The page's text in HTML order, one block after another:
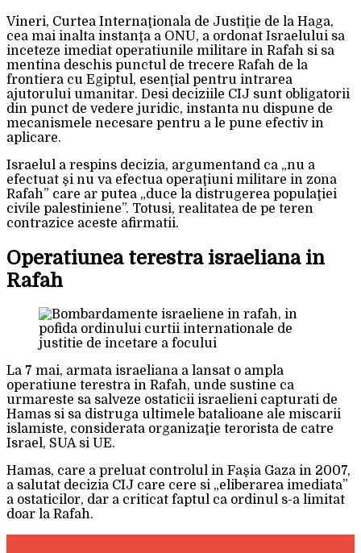
Vineri, Curtea Internaţionala de Justiţie de la Haga,
cea mai inalta instanţa a ONU, a ordonat Israelului sa
inceteze imediat operatiunile militare in Rafah si sa
mentina deschis punctul de trecere Rafah de la
frontiera cu Egiptul, esenţial pentru intrarea
ajutorului umanitar. Desi deciziile CIJ sunt obligatorii
din punct de vedere juridic, instanta nu dispune de
mecanismele necesare pentru a le pune efectiv in
aplicare.
Israelul a respins decizia, argumentand ca „nu a
efectuat şi nu va efectua operaţiuni militare in zona
Rafah” care ar putea „duce la distrugerea populaţiei
civile palestiniene”. Totusi, realitatea de pe teren
contrazice aceste afirmatii.
Operatiunea terestra israeliana in
Rafah
La 7 mai, armata israeliana a lansat o ampla
operatiune terestra in Rafah, unde sustine ca
urmareste sa salveze ostaticii israelieni capturati de
Hamas si sa distruga ultimele batalioane ale miscarii
islamiste, considerata organizaţie terorista de catre
Israel, SUA si UE.
Hamas, care a preluat controlul in Faşia Gaza in 2007,
a salutat decizia CIJ care cere si „eliberarea imediata”
a ostaticilor, dar a criticat faptul ca ordinul s-a limitat
doar la Rafah.